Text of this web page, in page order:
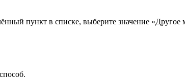
пункт в списке, выберите значение